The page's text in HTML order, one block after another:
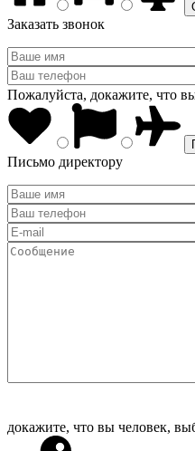
Заказать звонок
Пожалуйста, докажите, что
Письмо директору
докажите, что вы человек,